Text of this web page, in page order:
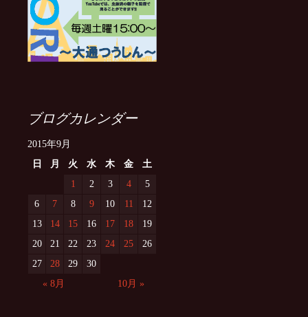
ブログカレンダー
2015年9月
日
月 火 水 木 金
土
1
2 3 4
5
6
7 8 9 10 11
12
13
14 15 16 17 18
19
20
21 22 23 24 25
26
27
28 29
30
« 8月
10月 »